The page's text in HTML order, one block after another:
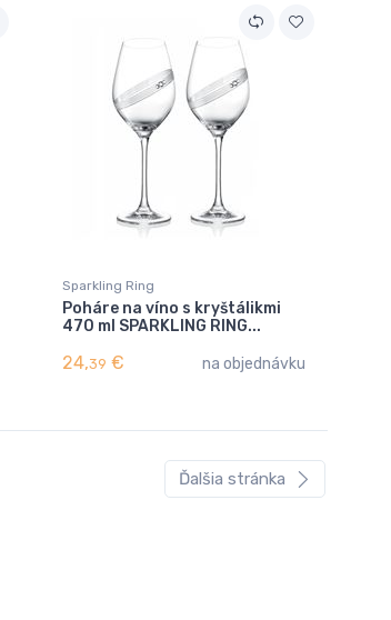
Sparkling Ring
Poháre na víno s kryštálikmi
470 ml SPARKLING RING...
24,39 € na objednávku
Ďalšia stránka